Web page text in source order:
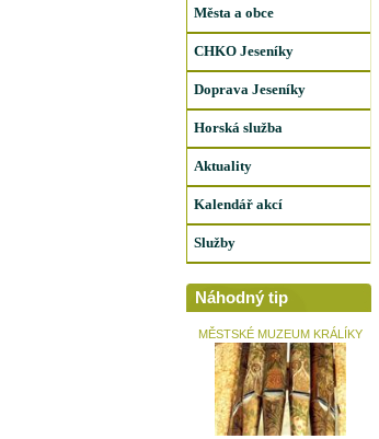
Města a obce
CHKO Jeseníky
Doprava Jeseníky
Horská služba
Aktuality
Kalendář akcí
Služby
Náhodný tip
MĚSTSKÉ MUZEUM KRÁLÍKY